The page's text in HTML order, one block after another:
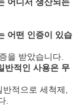
어떤 인증이 있습
을 받았습니다.
반적인 사용은 무
적으로 세척제,
.